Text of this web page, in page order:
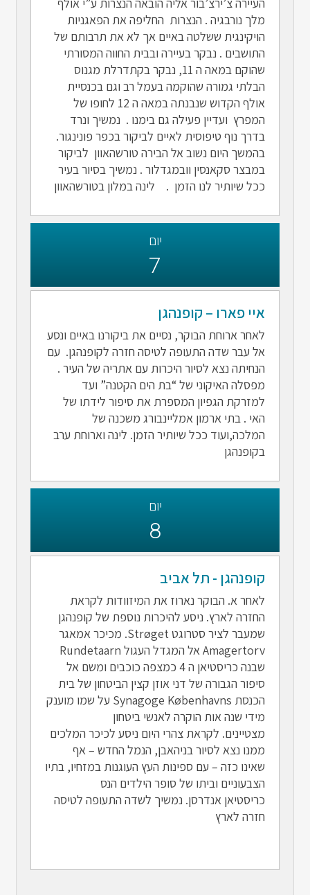
מלך נורבגיה . הנצרות החליפה את הפאגניות
הויקינגית ששלטה באיים אך לא את תרבותם של
התושבים . נבקר בעיירה ובבית החווה המסורתי
שהוקם במאה ה 11, נבקר בקתדרלת מגנוס
הבלתי גמורה שהוקמה בעמל רב וגם בכנסיית
אולף הקדוש שנבנתה במאה ה 12 לחופו של
המפרץ ועדיין פעילה גם בימנו . נמשיך ונרד
בדרך נוף טיפוסית לאיים לביקור בכפר פונינגור.
בהמשך היום נשוב אל הבירה טורשהאוון לביקור
במבצר סקאנסין וובמגדלור . נמשיך בסיור בעיר
ככל שיותיר לנו הזמן . לינה במלון בטורשהאוון
יום
7
איי פארו – קופנהגן
לאחר ארוחת הבוקר, נסיים את ביקורנו באיים ונסע
אל עבר שדה התעופה לטיסה חזרה לקופנהגן. עם
הנחיתה נצא לסיור היכרות עם אתריה של העיר .
מפסלה האיקוני של “בת הים הקטנה” ועד
למזרקת הגפיון המספרת את סיפור לידתו של
האי . בתי ארמון אמליינבורג משכנה של
המלכה,ועוד ככל שיותיר הזמן. לינה וארוחת ערב
בקופנהגן
יום
8
קופנהגן - תל אביב
לאחר א. הבוקר נארוז את המיזוודות לקראת
החזרה לארץ. ניסע להיכרות נוספת של קופנהגן
שמעבר לציר סטרוגט Strøget. מכיכר אמאגר
Amagertorv אל המגדל העגול Rundetaarn
שבנה כריסטיאן ה 4 כמצפה כוכבים ומשם אל
סיפור הגבורה של דני אוזן קצין הביטחון של בית
הכנסת Synagoge Københavns על שמו מוענק
מידי שנה אות הוקרה לאנשי ביטחון
מצטיינים. לקראת צהרי היום ניסע לכיכר המלכים
ממנו נצא לסיור בניהאבן, הנמל החדש – אף
שאינו כזה – עם ספינות העץ העוגנות במזחיו, בתיו
הצבעוניים וביתו של סופר הילדים הנס
כריסטיאן אנדרסן. נמשיך לשדה התעופה לטיסה
חזרה לארץ